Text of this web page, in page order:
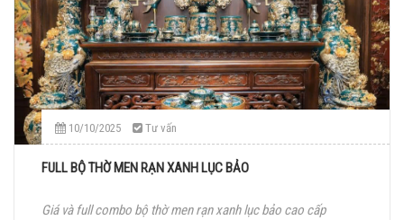
10/10/2025 Tư vấn
FULL BỘ THỜ MEN RẠN XANH LỤC BẢO
Giá và full combo bộ thờ men rạn xanh lục bảo cao cấp